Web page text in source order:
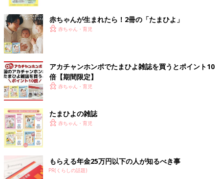
赤ちゃん連れのお出かけは気が張るので、そういった優しさに触
れると「ここにいていいんだ」という気持ちになり、とても嬉し
いです！ありがとうございます！
（イラスト・ツボウチ／編集・清川優美）
思ってたんと違う…！息子とのいい感じ
の写真【ツボウチ育児劇場 #18】
育児中の母です。育児や家族、日々の出来事な
どを漫画にしてTwitterで発信しています（ツボ
写真のお話です。
う…！息子とのいい
感じの写真【ツボウ
チ育児劇場 #18】
ゃんのおむつ替えむず
赤ちゃんが生まれたら！2冊の「たまひよ」
赤ちゃん・育児
アカチャンホンポでたまひよ雑誌を買うとポイント10
倍【期間限定】
赤ちゃん・育児
たまひよの雑誌
赤ちゃん・育児
もらえる年金25万円以下の人が知るべき事
PR(くらしの話題)